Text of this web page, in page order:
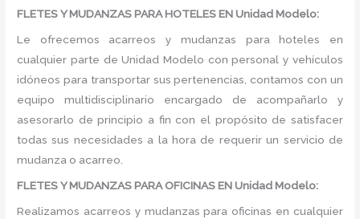
FLETES Y MUDANZAS PARA HOTELES EN Unidad Modelo:
Le ofrecemos acarreos y mudanzas para hoteles en
cualquier parte de Unidad Modelo con personal y vehículos
idóneos para transportar sus pertenencias, contamos con un
equipo multidisciplinario encargado de acompañarlo y
asesorarlo de principio a fin con el propósito de satisfacer
todas sus necesidades a la hora de requerir un servicio de
mudanza o acarreo.
FLETES Y MUDANZAS PARA OFICINAS EN Unidad Modelo:
Realizamos acarreos y mudanzas para oficinas en cualquier